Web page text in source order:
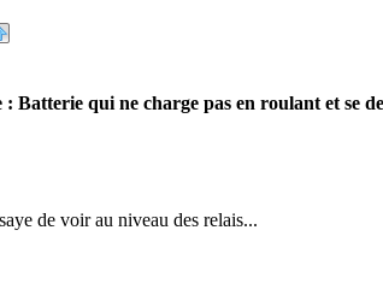
: Batterie qui ne charge pas en roulant et se
de voir au niveau des relais...